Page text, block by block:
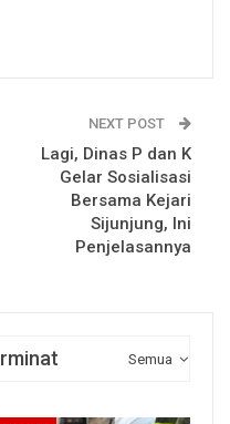
NEXT POST
Lagi, Dinas P dan K
Gelar Sosialisasi
Bersama Kejari
Sijunjung, Ini
Penjelasannya
Semua